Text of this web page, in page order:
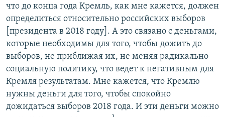
что до конца года Кремль, как мне кажется, должен
определиться относительно российских выборов
[президента в 2018 году]. А это связано с деньгами,
которые необходимы для того, чтобы дожить до
выборов, не приближая их, не меняя радикально
социальную политику, что ведет к негативным для
Кремля результатам. Мне кажется, что Кремлю
нужны деньги для того, чтобы спокойно
дожидаться выборов 2018 года. И эти деньги можно